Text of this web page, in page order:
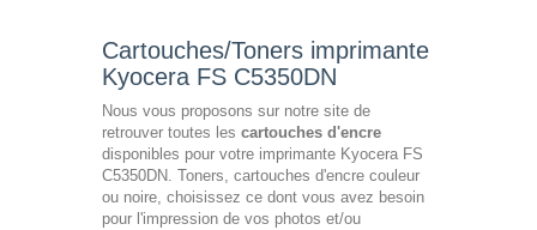
Cartouches/Toners imprimante
Kyocera FS C5350DN
Nous vous proposons sur notre site de
retrouver toutes les cartouches d'encre
disponibles pour votre imprimante Kyocera FS
C5350DN. Toners, cartouches d'encre couleur
ou noire, choisissez ce dont vous avez besoin
pour l'impression de vos photos et/ou